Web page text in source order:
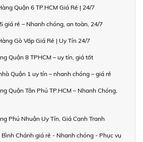
Quận 6 TP.HCM Giá Rẻ | 24/7
giá rẻ – Nhanh chóng, an toàn, 24/7
Gò Vấp Giá Rẻ | Uy Tín 24/7
Quận 8 TPHCM – uy tín, giá tốt
Quận 1 uy tín – nhanh chóng – giá rẻ
Quận Tân Phú TP.HCM – Nhanh Chóng,
Phú Nhuận Uy Tín, Giá Cạnh Tranh
Chánh giá rẻ - Nhanh chóng - Phục vụ